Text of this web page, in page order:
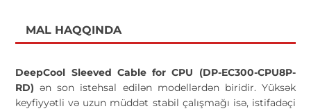
MAL HAQQINDA
DeepCool Sleeved Cable for CPU (DP-EC300-CPU8P-
RD)ən son istehsal edilən modellərdən biridir. Yüksək
keyfiyyətli və uzun müddət stabil çalışmağı isə, istifadəçi